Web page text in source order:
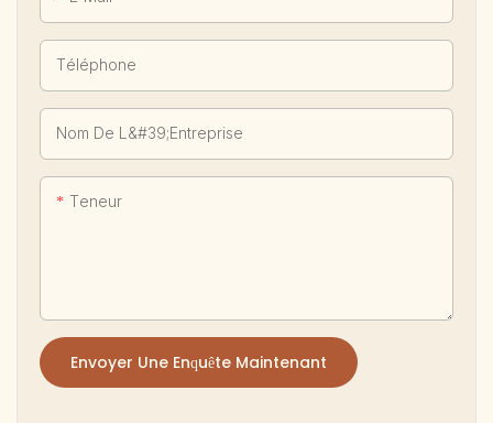
Téléphone
Nom De L&#39;entreprise
Teneur
Envoyer Une Enquête Maintenant